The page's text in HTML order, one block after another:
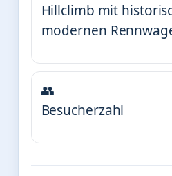
Hillclimb mit
modernen
👥
Besucherzahl